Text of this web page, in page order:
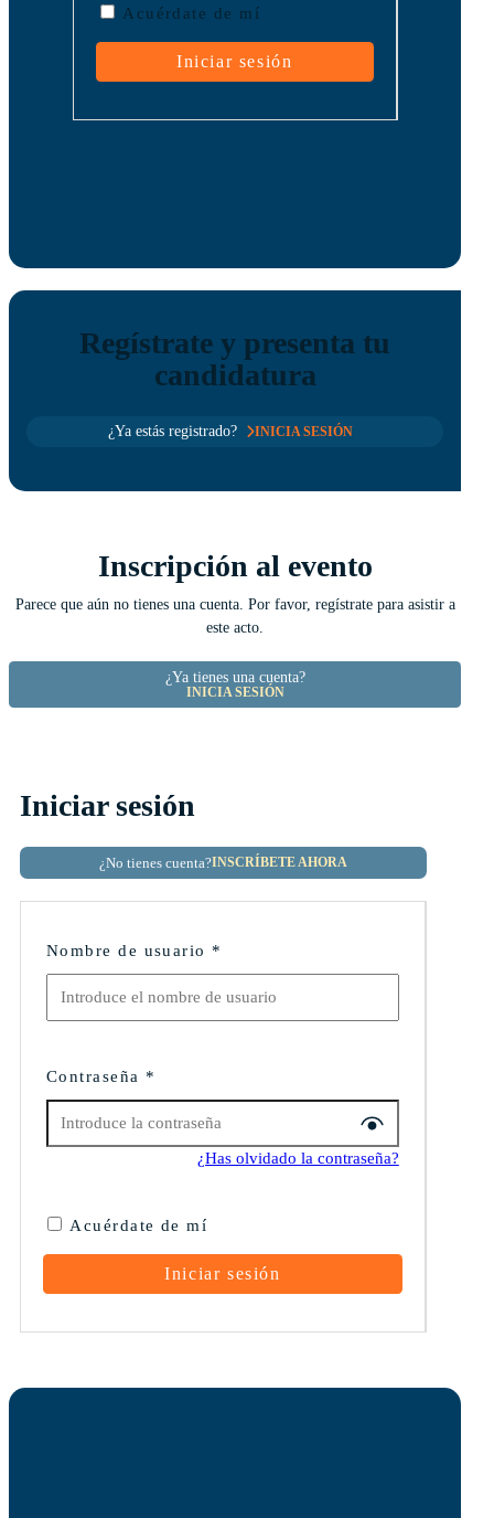
Acuérdate de mí
Regístrate y presenta tu
candidatura
¿Ya estás registrado? INICIA SESIÓN
Inscripción al evento
Parece que aún no tienes una cuenta. Por favor, regístrate para asistir a
este acto.
¿Ya tienes una cuenta?
INICIA SESIÓN
Iniciar sesión
¿No tienes cuenta?INSCRÍBETE AHORA
Nombre de usuario *
Contraseña *
¿Has olvidado la contraseña?
Acuérdate de mí